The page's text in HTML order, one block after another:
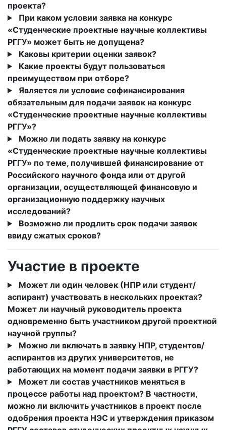
проекта?
При каком условии заявка на конкурс
«Студенческие проектные научные коллективы
РГГУ» может быть не допущена?
Каковы критерии оценки заявок?
Какие проекты будут пользоваться
преимуществом при отборе?
Является ли условие софинансирования
обязательным для подачи заявок на конкурс
«Студенческие проектные научные коллективы
РГГУ»?
Можно ли подать заявку на конкурс
«Студенческие проектные научные коллективы
РГГУ» по теме, получившей финансирование от
Российского научного фонда или от другой
организации, осуществляющей финансовую и
организационную поддержку научных
исследований?
Возможно ли продлить срок подачи заявок
ввиду сжатых сроков?
Участие в проекте
Может ли один человек (НПР или студент/
аспирант) участвовать в нескольких проектах?
Может ли научный руководитель проекта
одновременно быть участником другой проектной
научной группы?
Можно ли включать в заявку НПР, студентов/
аспирантов из других университетов, не
работающих на момент подачи заявки в РГГУ?
Может ли состав участников меняться в
процессе работы над проектом? В частности,
можно ли включить участников в проект после
одобрения проекта НЭС и утверждения приказом